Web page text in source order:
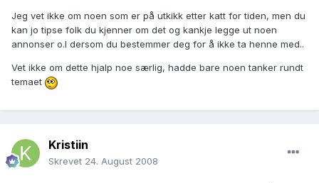
Jeg vet ikke om noen som er på utkikk etter katt for tiden, men du
kan jo tipse folk du kjenner om det og kankje legge ut noen
annonser o.l dersom du bestemmer deg for å ikke ta henne med..
Vet ikke om dette hjalp noe særlig, hadde bare noen tanker rundt
temaet
Kristiin
Skrevet 24. August 2008